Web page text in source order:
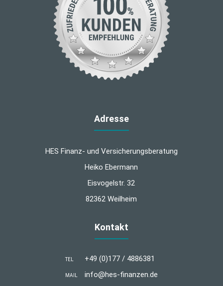
Adresse
HES Finanz- und Versicherungsberatung
Heiko Ebermann
Eisvogelstr. 32
82362 Weilheim
Kontakt
TEL +49 (0)177 / 4886381
MAIL info@hes-finanzen.de